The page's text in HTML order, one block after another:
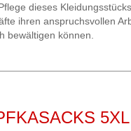
dieses
ihren anspruchsvollen
bewältigen können.
5XL